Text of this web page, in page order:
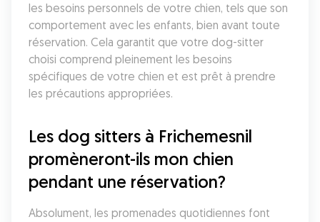
les besoins personnels de votre chien, tels que son
comportement avec les enfants, bien avant toute
réservation. Cela garantit que votre dog-sitter
choisi comprend pleinement les besoins
spécifiques de votre chien et est prêt à prendre
les précautions appropriées.
Les dog sitters à Frichemesnil
promèneront-ils mon chien
pendant une réservation?
Absolument, les promenades quotidiennes font